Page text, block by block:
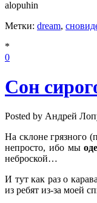
alopuhin
Метки: dream,
*
0
Сон
Posted by Андрей
На склоне грязного
непросто, ибо мы
неброской…
И тут как раз о
из ребят из-за моей